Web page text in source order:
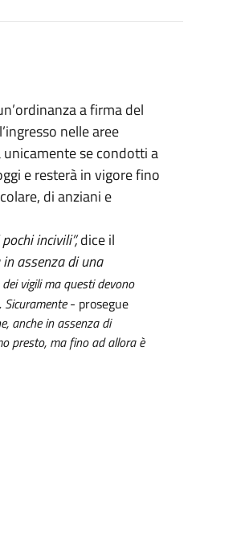
a firma del
nelle aree
se condotti a
e resterà in vigore fino
di anziani e
incivili”,dice il
assenza di una
vigili ma questi devono
Sicuramente- prosegue
anche in assenza di
presto, ma fino ad allora è